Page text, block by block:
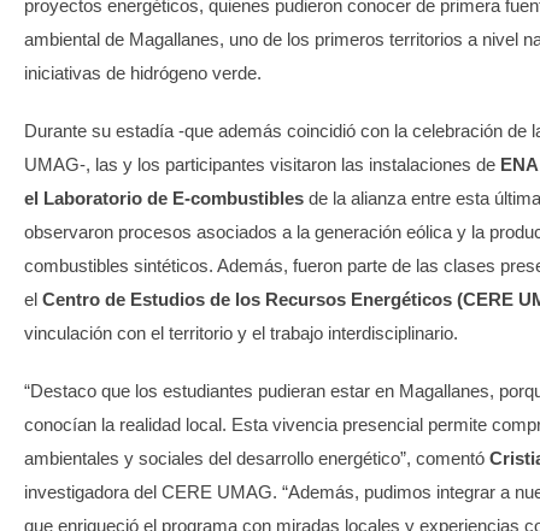
proyectos energéticos, quienes pudieron conocer de primera
ambiental de Magallanes, uno de los primeros territorios a nivel
iniciativas de hidrógeno verde.
Durante su estadía -que además coincidió con la celebración de
UMAG-, las y los participantes visitaron las instalaciones de
el Laboratorio de E-combustibles de la alianza entre esta
observaron procesos asociados a la generación eólica y la
combustibles sintéticos. Además, fueron parte de las clases
el Centro de Estudios de los Recursos Energéticos (CERE
vinculación con el territorio y el trabajo interdisciplinario.
“Destaco que los estudiantes pudieran estar en Magallanes,
conocían la realidad local. Esta vivencia presencial permite
ambientales y sociales del desarrollo energético”, comentó
investigadora del CERE UMAG. “Además, pudimos integrar a
que enriqueció el programa con miradas locales y experiencias